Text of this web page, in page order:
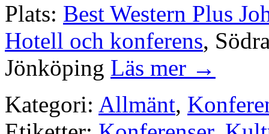
Plats: Best Western Plus
Hotell och konferens,
Jönköping Läs mer →
Kategori: Allmänt,